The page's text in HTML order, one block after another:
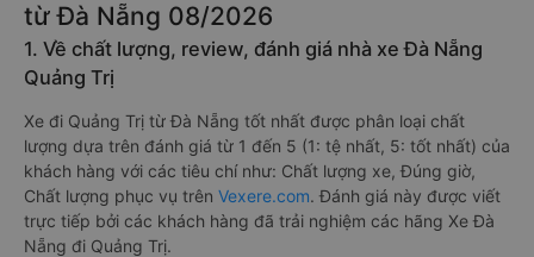
từ Đà Nẵng 08/2026
1. Về chất lượng, review, đánh giá nhà xe Đà Nẵng
Quảng Trị
Xe đi Quảng Trị từ Đà Nẵng tốt nhất được phân loại chất
lượng dựa trên đánh giá từ 1 đến 5 (1: tệ nhất, 5: tốt nhất) của
khách hàng với các tiêu chí như: Chất lượng xe, Đúng giờ,
Chất lượng phục vụ trên Vexere.com. Đánh giá này được viết
trực tiếp bởi các khách hàng đã trải nghiệm các hãng Xe Đà
Nẵng đi Quảng Trị.